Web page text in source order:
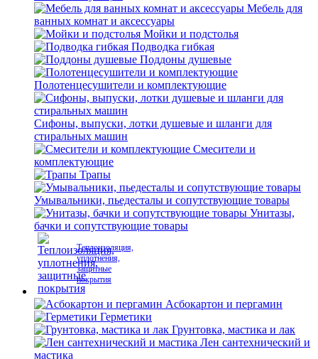
Мебель для
ванных комнат и аксессуары
Мойки и подстолья
Подводка гибкая
Поддоны душевые
Полотенцесушители и комплектующие
Сифоны, выпуски, лотки душевые и шланги для
стиральных машин
Смесители и
комплектующие
Трапы
Умывальники, пьедесталы и сопутствующие товары
Унитазы,
бачки и сопутствующие товары
Теплоизоляция,
уплотнения,
защитные
покрытия
Асбокартон и пергамин
Герметики
Грунтовка, мастика и лак
Лен сантехнический и
мастика